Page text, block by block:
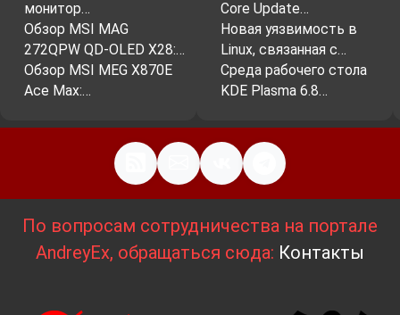
монитор…
Обзор MSI MAG
272QPW QD-OLED X28:…
Обзор MSI MEG X870E
Ace Max:…
Core Update…
Новая уязвимость в
Linux, связанная с…
Среда рабочего стола
KDE Plasma 6.8…
По вопросам сотрудничества на портале
AndreyEx, обращаться сюда: Контакты